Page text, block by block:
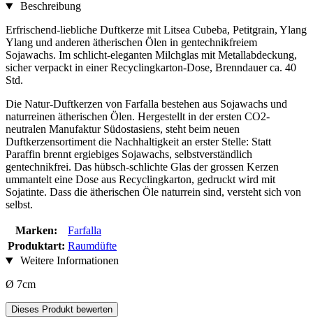
Beschreibung
Erfrischend-liebliche Duftkerze mit Litsea Cubeba, Petitgrain, Ylang
Ylang und anderen ätherischen Ölen in gentechnikfreiem
Sojawachs. Im schlicht-eleganten Milchglas mit Metallabdeckung,
sicher verpackt in einer Recyclingkarton-Dose, Brenndauer ca. 40
Std.
Die Natur-Duftkerzen von Farfalla bestehen aus Sojawachs und
naturreinen ätherischen Ölen. Hergestellt in der ersten CO2-
neutralen Manufaktur Südostasiens, steht beim neuen
Duftkerzensortiment die Nachhaltigkeit an erster Stelle: Statt
Paraffin brennt ergiebiges Sojawachs, selbstverständlich
gentechnikfrei. Das hübsch-schlichte Glas der grossen Kerzen
ummantelt eine Dose aus Recyclingkarton, gedruckt wird mit
Sojatinte. Dass die ätherischen Öle naturrein sind, versteht sich von
selbst.
Marken:
Farfalla
Produktart: Raumdüfte
Weitere Informationen
Ø 7cm
Dieses Produkt bewerten